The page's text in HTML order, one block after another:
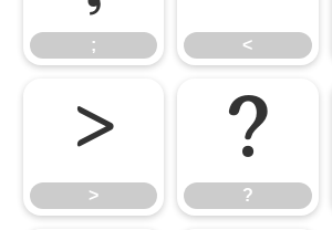
; <
>
>
?
?